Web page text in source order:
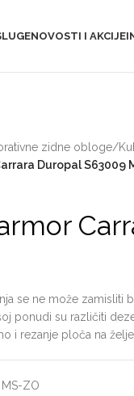
NOVOSTI I AKCIJE
zidne obloge/
Duropal S63009
se ne može zamisliti
ponudi su različiti
i rezanje ploča na
ZO